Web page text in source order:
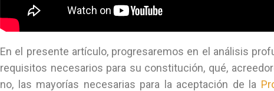
En el presente artículo, progresaremos en el análisis
requisitos necesarios para su constitución, qué,
no, las mayorías necesarias para la aceptación de la